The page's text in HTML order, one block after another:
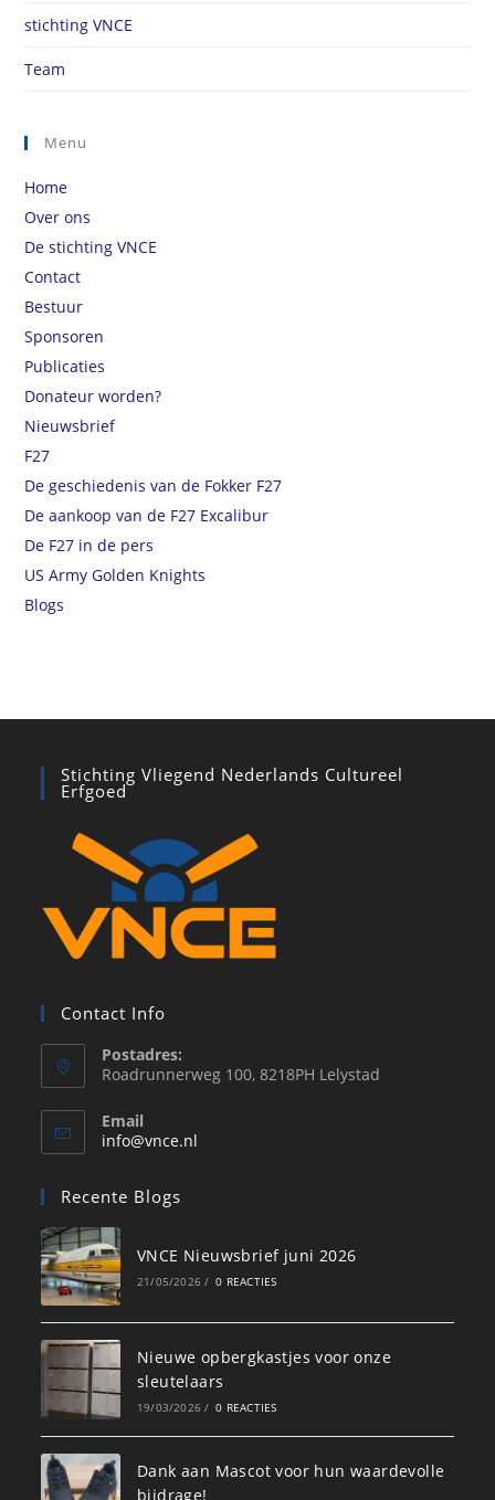
stichting VNCE
Team
Menu
Home
Over ons
De stichting VNCE
Contact
Bestuur
Sponsoren
Publicaties
Donateur worden?
Nieuwsbrief
F27
De geschiedenis van de Fokker F27
De aankoop van de F27 Excalibur
De F27 in de pers
US Army Golden Knights
Blogs
Stichting Vliegend Nederlands Cultureel
Erfgoed
Contact Info
Postadres:
Roadrunnerweg 100, 8218PH Lelystad
Email
info@vnce.nl
Recente Blogs
VNCE Nieuwsbrief juni 2026
21/05/2026 / 0 REACTIES
Nieuwe opbergkastjes voor onze
sleutelaars
19/03/2026 / 0 REACTIES
Dank aan Mascot voor hun waardevolle
bijdrage!